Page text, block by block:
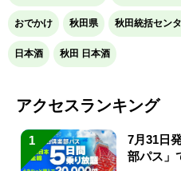
おでかけ 秋田県 秋田統括セン
日本酒 秋田 日本酒
アクセスランキング
1
7月31日
部パス」